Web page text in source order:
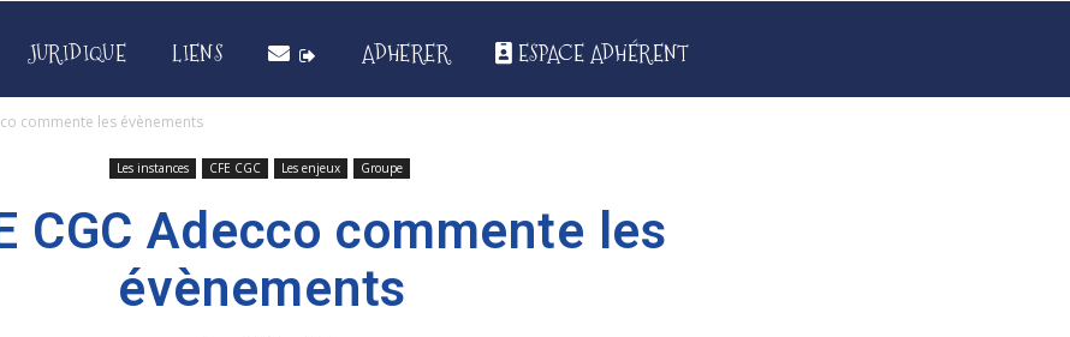
JURIDIQUE LIENS ADHERER ESPACE ADHÉRENT
commente les évènements
Les instances CFE CGC Les enjeux Groupe
CGC Adecco commente les
évènements